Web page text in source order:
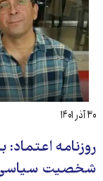
روزنامه اعتماد:
شخصیت سیاسی
۳۰ آذر ۱۴۰۱